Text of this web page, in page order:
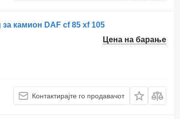
камион DAF cf 85 xf 105
Цена на барање
Контактирајте го продавачот